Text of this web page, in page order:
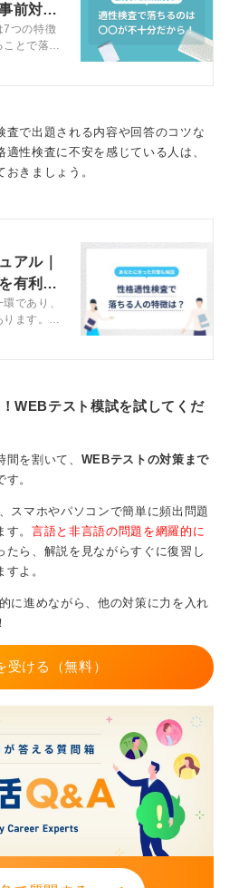
ころは正直に答えていったほう
まっても、その後の選考に悪影
せん。
査に対応できる参考書や、Web
どを活用して、対策を進めるこ
前対策
7つの特徴
とで落ち
、この記
査で出題される内容や回答のコツな
性検査に不安を感じている人は、
きましょう。
アル｜
有利に
であり、
ます。こ
対策を基
ょう。
WEBテスト模試を試してくだ
を割いて、 WEBテストの対策まで
す。
スマホやパソコンで簡単に頻出問題
す。言語と非言語の問題を網羅的に
たら、解説を見ながらすぐに復習し
よ。
に進めながら、他の対策に力を入れ
受ける（無料）